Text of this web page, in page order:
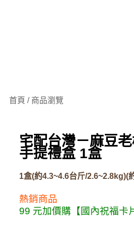
首頁 / 商品瀏覽
宅配台灣－麻豆
手提禮盒 1盒
1盒(約4.3~4.6台斤/2.6~2.8kg)(
熱銷商品
99 元加價購【國內祝福卡